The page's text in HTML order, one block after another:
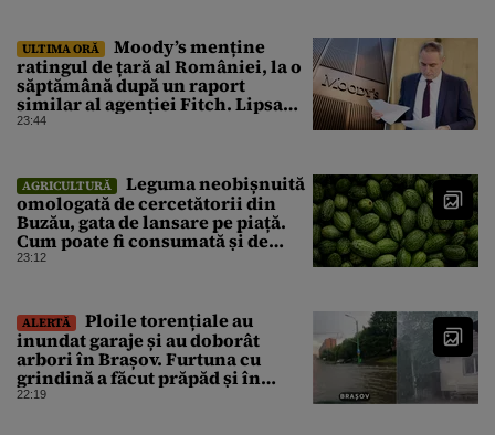
ULTIMA ORĂ
Moody’s menține
ratingul de țară al României, la o
săptămână după un raport
similar al agenției Fitch. Lipsa
unui guvern cu puteri depline,
23:44
AGRICULTURĂ
Leguma neobișnuită
omologată de cercetătorii din
Buzău, gata de lansare pe piață.
Cum poate fi consumată și de
unde provine soiul
23:12
ALERTĂ
Ploile torențiale au
inundat garaje și au doborât
arbori în Brașov. Furtuna cu
grindină a făcut prăpăd și în
Bihor
22:19